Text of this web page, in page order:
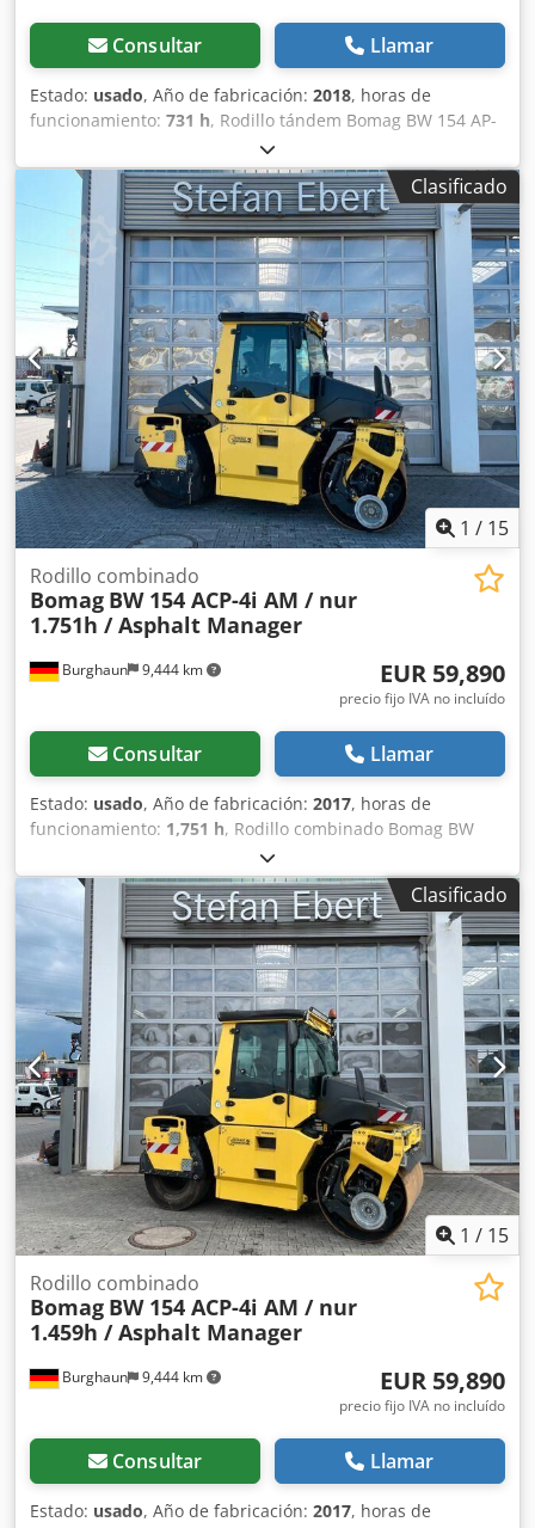
Consultar Llamar
Estado: usado, Año de fabricación: 2018, horas de
funcionamiento: 731 h, Rodillo tándem Bomag BW 154 AP-
4 AM, año de fabricación: 2018, horas de funcionamiento:
solo 731 h, motor: Kubota [55,4 kW/75 CV], Asphalt
Manager 2, peso: 7300 kg, banda de rodadura lisa, buen
estado, listo para su uso inmediato. Si lo desea, le
ofreceremos una opción de arrendamiento o financiación.
El Sr. Mihm (Tel. estará encantado de atenderle. Puede
encontrar más información en nuestra página web. ¡Salvo
errores y venta previa! Dsdpfx Acjzq Tzyoksck = Más
información = Póngase en contacto con Tobias Ebert para
obtener más información.
Clasificado
1 / 15
Burghaun 9,444 km
Rodillo combinado
Bomag BW 154 ACP-4i AM / nur
1.751h / Asphalt Manager
EUR 59,890
precio fijo IVA no incluído
Consultar Llamar
Estado: usado, Año de fabricación: 2017, horas de
funcionamiento: 1,751 h, Rodillo combinado Bomag BW
154 ACP-4i AM, año de fabricación: 2017, horas de
funcionamiento: solo 1.751 horas, motor: Kubota [55,4
kW/75 CV], sistema Asphalt Manager 2, cortadora de
asfalto a ambos lados, peso: 7.400 kg, tambor con
superficie lisa, buen estado, listo para su uso inmediato. Si
lo desea, le ofreceremos una opción de arrendamiento o
financiación. El Sr. Mihm (tel. ) estará encantado de
atenderle. Para obtener más información, visite nuestra
página web. Salvo errores y venta previa. Posibilidad de
alquiler. = Más información = Dcsdpfxszq Tzte Acksk
Póngase en contacto con Tobias Ebert para obtener más
información.
Clasificado
1 / 15
Burghaun 9,444 km
Rodillo combinado
Bomag BW 154 ACP-4i AM / nur
1.459h / Asphalt Manager
EUR 59,890
precio fijo IVA no incluído
Consultar Llamar
Estado: usado, Año de fabricación: 2017, horas de